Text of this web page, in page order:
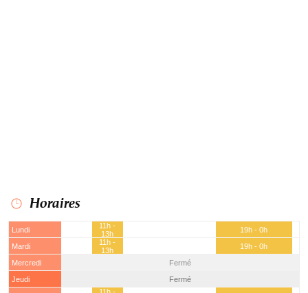
Horaires
Lundi
11h -
13h
19h - 0h
Mardi
11h -
13h
19h - 0h
Mercredi
Fermé
Jeudi
Fermé